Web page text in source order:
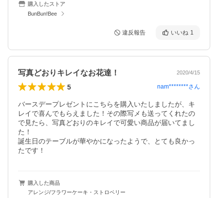
購入したストア
BunBun!Bee
違反報告 いいね 1
写真どおりキレイなお花達！ 2020/4/15
5 nam********さん
バースデープレゼントにこちらを購入いたしましたが、キ
レイで喜んでもらえました！その際写メも送ってくれたの
で見たら、写真どおりのキレイで可愛い商品が届いてまし
た！
誕生日のテーブルが華やかになったようで、とても良かっ
たです！
購入した商品
アレンジ/フラワーケーキ・ストロベリー